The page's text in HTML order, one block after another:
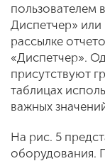
пользователем
Диспетчер»
рассылке
«Диспетчер».
присутствуют
таблицах
важных
На рис. 5
оборудования.